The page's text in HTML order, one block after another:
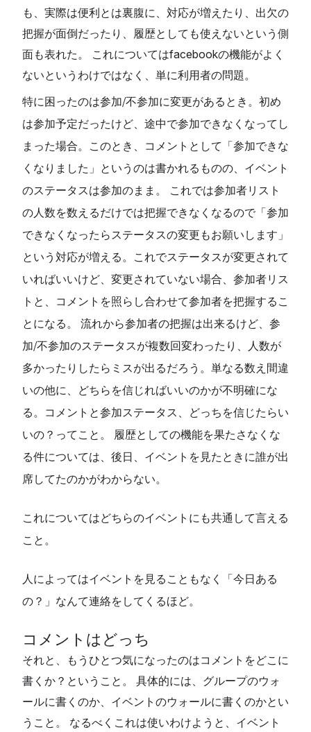
も、実際は便利とは裏腹に、対応が増えたり、出欠の
把握が面倒だったり、履歴としても使えないという側
面も表れた。 これについてはfacebookの機能がよく
ないというわけではなく、単に利用者の問題。
特に困ったのは参加/不参加に変更があるとき。初め
は参加予定だったけど、途中で参加できなくなってし
まった場合。このとき、コメントとして「参加できな
くなりました」というのは書かれるものの、イベント
のステータスは参加のまま。 これでは参加者リスト
の人数を数えるだけでは把握できなくなるので「参加
できなくなったらステータスの変更もお願いします」
という対応が増える。これでステータスが変更されて
いればいいけど、変更されていない場合、参加者リス
トと、コメントを照らし合わせて参加者を把握するこ
とになる。 流れから参加者の把握は出来るけど、参
加/不参加のステータスが複数回変わったり、人数が
多かったりしたらミスが出るだろう。単なる数え間違
いの他に、どちらを信じればいいのかが不明確にな
る。コメントと参加ステータス、どっちを信じたらい
いの？ってこと。 履歴としての機能を果たさなくな
る件については、後日、イベントを見たときに誰が出
席してたのかがわからない。
これについてはどちらのイベントにも共通して言える
こと。
人によってはイベントを見ることもなく「今日ある
の？」なんて連絡をしてくるほど。
コメントはどっち
それと、もうひとつ気になったのはコメントをどこに
書くか？ということ。 具体的には、グループのウォ
ールに書くのか、イベントのウォールに書くのかとい
うこと。 なるべくこれは使いわけようと、イベント